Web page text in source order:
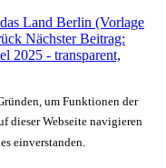
Land Berlin (Vorlage
Nächster Beitrag:
2025 - transparent,
um Funktionen der
dieser Webseite navigieren
einverstanden.